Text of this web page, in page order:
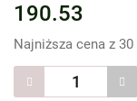
190.53
Najniższa cena z